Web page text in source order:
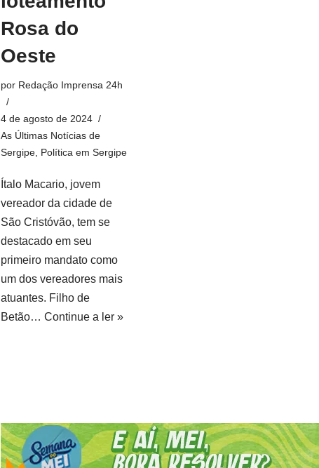
Rosa do
Oeste
por Redação Imprensa 24h
4 de agosto de 2024
As Últimas Notícias de
Sergipe, Política em Sergipe
Ítalo Macario, jovem
vereador da cidade de
São Cristóvão, tem se
destacado em seu
primeiro mandato como
um dos vereadores mais
atuantes. Filho de
Betão… Continue a ler »